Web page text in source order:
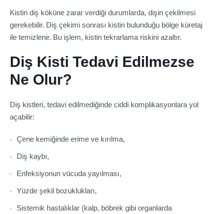
Kistin diş köküne zarar verdiği durumlarda, dişin çekilmesi
gerekebilir. Diş çekimi sonrası kistin bulunduğu bölge küretaj
ile temizlenir. Bu işlem, kistin tekrarlama riskini azaltır.
Diş Kisti Tedavi Edilmezse
Ne Olur?
Diş kistleri, tedavi edilmediğinde ciddi komplikasyonlara yol
açabilir:
Çene kemiğinde erime ve kırılma,
Diş kaybı,
Enfeksiyonun vücuda yayılması,
Yüzde şekil bozuklukları,
Sistemik hastalıklar (kalp, böbrek gibi organlarda